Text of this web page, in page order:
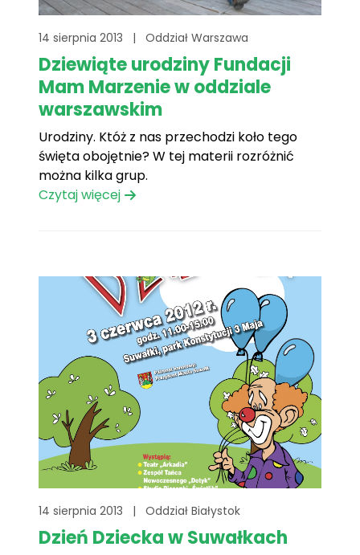
14 sierpnia 2013 | Oddział Warszawa
Dziewiąte urodziny Fundacji
Mam Marzenie w oddziale
warszawskim
Urodziny. Któż z nas przechodzi koło tego
święta obojętnie? W tej materii rozróżnić
można kilka grup.
Czytaj więcej
14 sierpnia 2013 | Oddział Białystok
Dzień Dziecka w Suwałkach